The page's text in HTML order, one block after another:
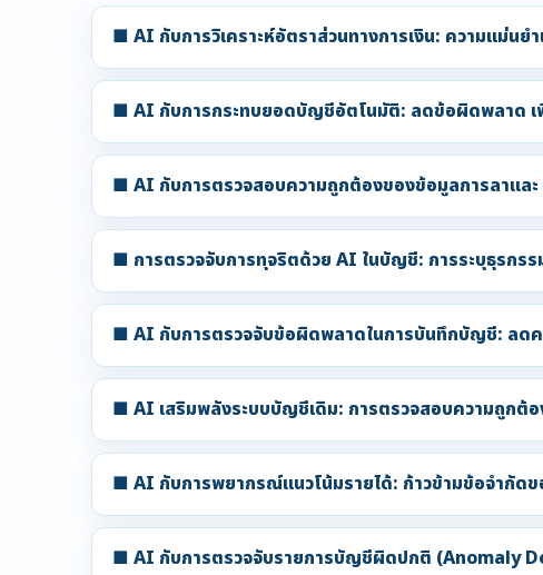
■ AI กับการวิเคราะห์อัตราส่วนทางการเงิน: ความแม่นย
■ AI กับการกระทบยอดบัญชีอัตโนมัติ: ลดข้อผิดพลาด เ
■ AI กับการตรวจสอบความถูกต้องของข้อมูลการลาและ
■ การตรวจจับการทุจริตด้วย AI ในบัญชี: การระบุธุรกร
■ AI กับการตรวจจับข้อผิดพลาดในการบันทึกบัญชี: ลดค
■ AI เสริมพลังระบบบัญชีเดิม: การตรวจสอบความถูกต้
■ AI กับการพยากรณ์แนวโน้มรายได้: ก้าวข้ามข้อจำกัด
■ AI กับการตรวจจับรายการบัญชีผิดปกติ (Anomaly